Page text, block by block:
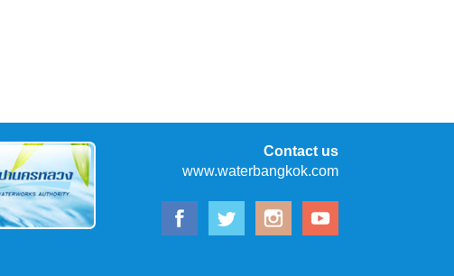
Contact us
www.waterbangkok.com